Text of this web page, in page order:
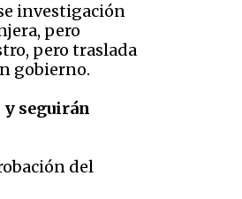
investigación
pero
pero traslada
gobierno.
seguirán
del